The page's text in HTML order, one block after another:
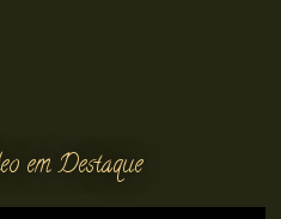
em Destaque